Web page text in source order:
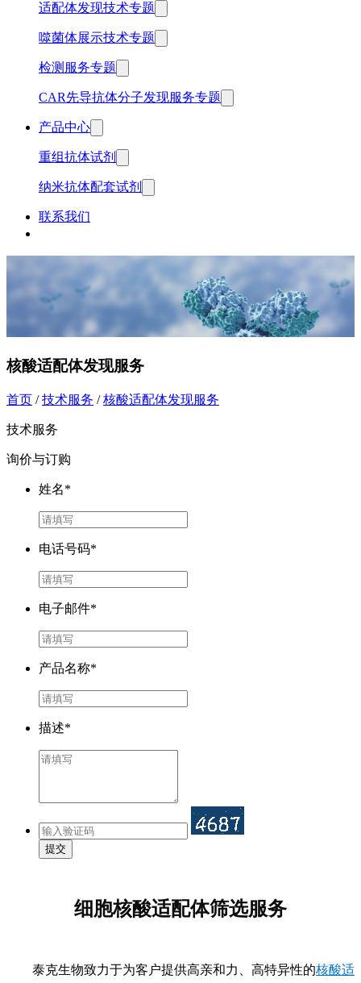
适配体发现技术专题
噬菌体展示技术专题
检测服务专题
CAR先导抗体分子发现服务专题
产品中心
重组抗体试剂
纳米抗体配套试剂
联系我们
核酸适配体发现服务
首页 /技术服务 /核酸适配体发现服务
技术服务
询价与订购
姓名*
电话号码*
电子邮件*
产品名称*
描述*
提交
细胞核酸适配体筛选服务
泰克生物致力于为客户提供高亲和力、高特异性的核酸适